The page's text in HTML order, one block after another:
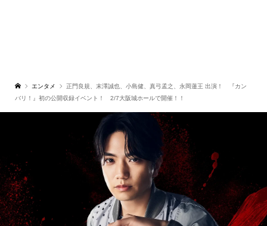
エンタメ
正門良規、末澤誠也、小島健、真弓孟之、永岡蓮王 出演！ 『カン
バリ！』初の公開収録イベント！ 2/7大阪城ホールで開催！！